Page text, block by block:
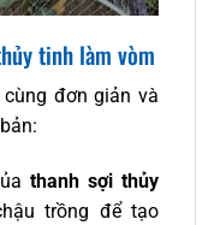
tinh làm vòm
đơn giản và
thanh sợi thủy
trồng để tạo